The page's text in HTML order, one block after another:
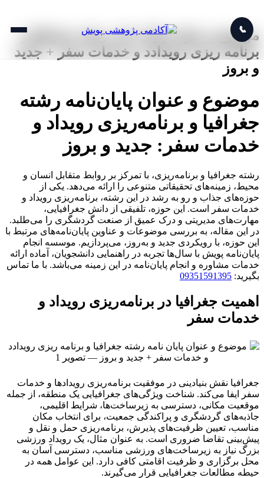
📞
موضوع و عنوان پایان نامه رشته جغرافیا و
برنامه ریزی رویدادد و خدمات سفر + جدید
و بروز
موضوع و عنوان پایان‌نامه رشته
جغرافیا و برنامه‌ریزی رویداد و
خدمات سفر: جدید و بروز
رشته جغرافیا و برنامه‌ریزی، با تمرکز بر روابط متقابل انسان و
محیط، زمینه‌های تحقیقاتی متنوعی را ارائه می‌دهد. یکی از
حوزه‌های جذاب و رو به رشد در این رشته، برنامه‌ریزی رویداد و
خدمات سفر است. این حوزه، تلفیقی از دانش جغرافیایی،
مهارت‌های مدیریتی و درک عمیق از صنعت گردشگری را می‌طلبد.
در این مقاله، به بررسی موضوعات و عناوین پایان‌نامه‌های مرتبط با
این حوزه، با رویکردی جدید و به‌روز، می‌پردازیم. موسسه انجام
پایان‌نامه پویش با سال‌ها تجربه در راهنمایی دانشجویان، آماده ارائه
خدمات مشاوره و انجام پایان‌نامه در این زمینه می‌باشد. با ما تماس
بگیرید: 09351591395
اهمیت جغرافیا در برنامه‌ریزی رویداد و
خدمات سفر
جغرافیا نقش بنیادینی در موفقیت برنامه‌ریزی رویدادها و خدمات
سفر ایفا می‌کند. شناخت ویژگی‌های جغرافیایی یک منطقه، از جمله
موقعیت مکانی، دسترسی به زیرساخت‌ها، شرایط اقلیمی،
جاذبه‌های گردشگری و پراکندگی جمعیت، برای انتخاب مکان
مناسب، تعیین ظرفیت‌های پذیرش، برنامه‌ریزی حمل و نقل و
پیش‌بینی تقاضا ضروری است. به عنوان مثال، یک رویداد ورزشی
بزرگ نیاز به زیرساخت‌های ورزشی مناسب، دسترسی آسان به
محل برگزاری و ظرفیت اقامتی کافی دارد. این عوامل همه در
حیطه مطالعات جغرافیایی قرار می‌گیرند.